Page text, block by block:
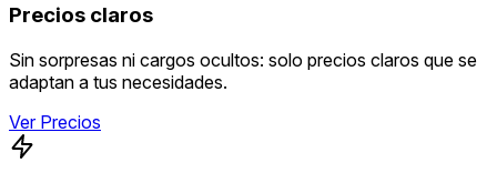
Precios claros
Sin sorpresas ni cargos ocultos: solo precios claros que se
adaptan a tus necesidades.
Ver Precios